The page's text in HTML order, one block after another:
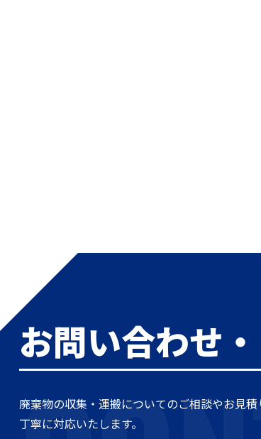
お問い合わせ
廃棄物の収集・運搬についてのご相談やお見
丁寧に対応いたします。